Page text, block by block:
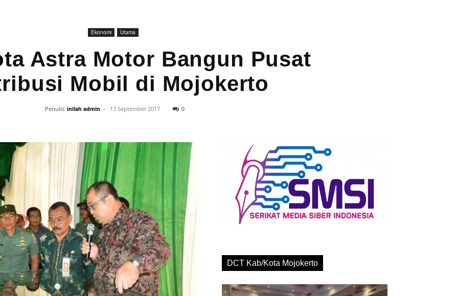
Ekonomi Utama
Astra Motor Bangun Pusat
Mobil di Mojokerto
Penulis inilah admin - 13 September 2017 0
DCT Kab/Kota Mojokerto